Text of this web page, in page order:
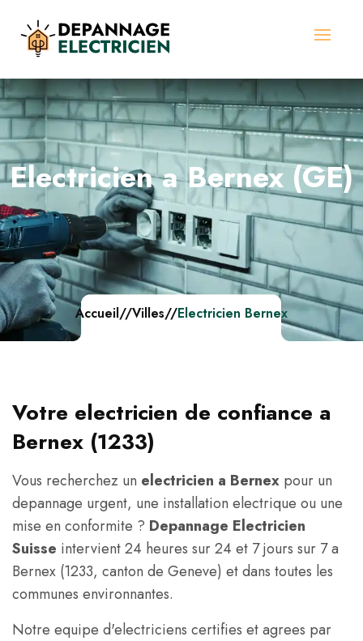
Electricien a Bernex (GE)
Accueil//Villes//Electricien Bernex
Votre electricien de confiance a
Bernex (1233)
Vous recherchez un electricien a Bernex pour un
depannage urgent, une installation electrique ou une
mise en conformite ? Depannage Electricien
Suisse intervient 24 heures sur 24 et 7 jours sur 7 a
Bernex (1233, canton de Geneve) et dans toutes les
communes environnantes.
Notre equipe d'electriciens certifies et agrees par